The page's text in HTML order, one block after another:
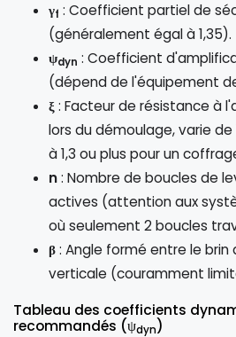
γf : Coefficient partiel de
(généralement égal à 1,35).
ψdyn : Coefficient
(dépend de l'équipement
ξ: Facteur de résistance à
lors du démoulage, varie de
à 1,3 ou plus pour un
n: Nombre de boucles de
actives (attention aux
où seulement 2 boucles
β: Angle formé entre le brin
verticale (couramment
Tableau des coefficients
recommandés (ψdyn)